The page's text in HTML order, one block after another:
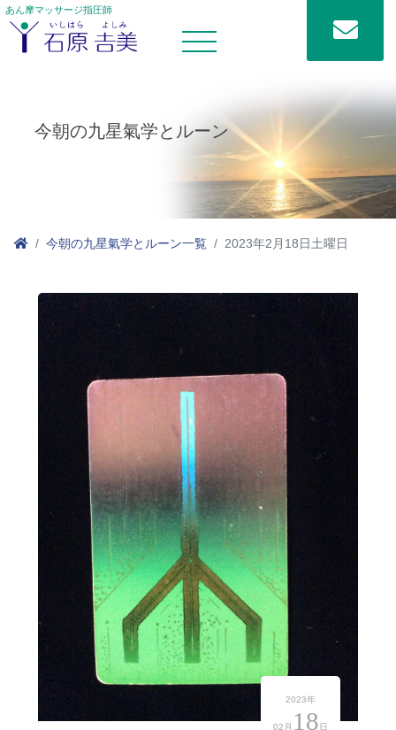
あん摩マッサージ指圧師
今朝の九星氣学とルーン
今朝の九星氣学とルーン一覧 2023年2月18日土曜日
2023年
02月 18 日